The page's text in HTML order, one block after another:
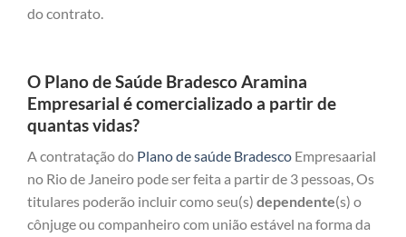
do contrato.
O Plano de Saúde Bradesco Aramina
Empresarial é comercializado a partir de
quantas vidas?
A contratação do Plano de saúde Bradesco Empresaarial
no Rio de Janeiro pode ser feita a partir de 3 pessoas, Os
titulares poderão incluir como seu(s) dependente(s) o
cônjuge ou companheiro com união estável na forma da